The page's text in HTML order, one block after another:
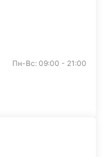
Пн-Вс: 09:00 - 21:00